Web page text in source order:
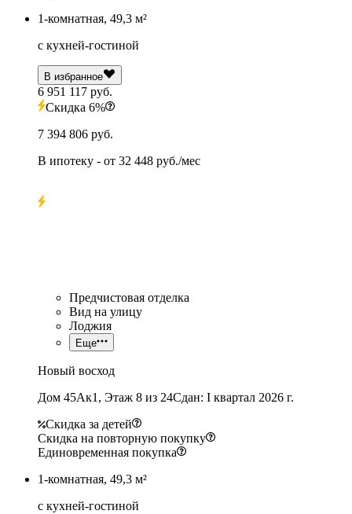
1-комнатная, 49,3 м²
с кухней-гостиной
В избранное
6 951 117 руб.
Скидка 6%
7 394 806 руб.
В ипотеку - от 32 448 руб./мес
Предчистовая отделка
Вид на улицу
Лоджия
Еще
Новый восход
Дом 45Ак1, Этаж 8 из 24Сдан: I квартал 2026 г.
Скидка за детей
Скидка на повторную покупку
Единовременная покупка
1-комнатная, 49,3 м²
с кухней-гостиной